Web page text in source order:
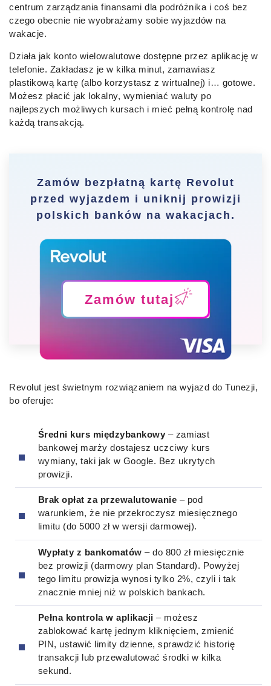
centrum zarządzania finansami dla podróżnika i coś bez
czego obecnie nie wyobrażamy sobie wyjazdów na
wakacje.
Działa jak konto wielowalutowe dostępne przez aplikację w
telefonie. Zakładasz je w kilka minut, zamawiasz
plastikową kartę (albo korzystasz z wirtualnej) i… gotowe.
Możesz płacić jak lokalny, wymieniać waluty po
najlepszych możliwych kursach i mieć pełną kontrolę nad
każdą transakcją.
Zamów bezpłatną kartę Revolut
przed wyjazdem i uniknij prowizji
polskich banków na wakacjach.
Zamów tutaj
Revolut jest świetnym rozwiązaniem na wyjazd do Tunezji,
bo oferuje:
Średni kurs międzybankowy – zamiast
bankowej marży dostajesz uczciwy kurs
wymiany, taki jak w Google. Bez ukrytych
prowizji.
Brak opłat za przewalutowanie – pod
warunkiem, że nie przekroczysz miesięcznego
limitu (do 5000 zł w wersji darmowej).
Wypłaty z bankomatów – do 800 zł miesięcznie
bez prowizji (darmowy plan Standard). Powyżej
tego limitu prowizja wynosi tylko 2%, czyli i tak
znacznie mniej niż w polskich bankach.
Pełna kontrola w aplikacji – możesz
zablokować kartę jednym kliknięciem, zmienić
PIN, ustawić limity dzienne, sprawdzić historię
transakcji lub przewalutować środki w kilka
sekund.